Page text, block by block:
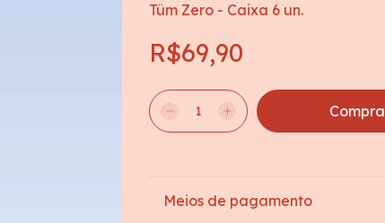
Tüm Zero - Caixa 6 un.
R$69,90
Meios de pagamento